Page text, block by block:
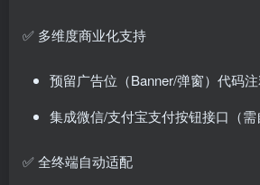
✅ 多维度商业化支持
预留广告位（Banner/弹窗）代码
集成微信/支付宝支付按钮接口（需
✅ 全终端自动适配